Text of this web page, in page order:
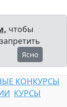
чтобы
Ясно
КОНКУРСЫ
КУРСЫ